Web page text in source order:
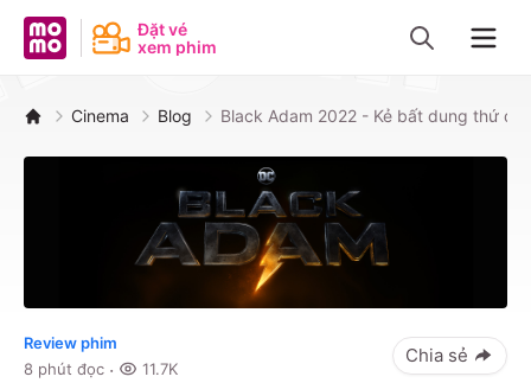
MoMo - Ứng dụng tài chính
Đặt vé
xem phim
Cinema Blog Black Adam 2022 - Kẻ bất dung thứ
Review phim
8 phút đọc · 11.7K
Chia sẻ